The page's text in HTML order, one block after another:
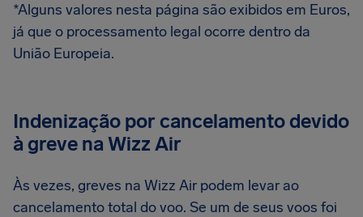
*Alguns valores nesta página são exibidos em Euros,
já que o processamento legal ocorre dentro da
União Europeia.
Indenização por cancelamento devido
à greve na Wizz Air
Às vezes, greves na Wizz Air podem levar ao
cancelamento total do voo. Se um de seus voos foi